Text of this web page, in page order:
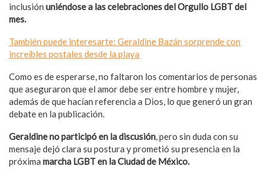
inclusión uniéndose a las celebraciones del Orgullo LGBT del
mes.
También puede interesarte: Geraldine Bazán sorprende con
increíbles postales desde la playa
Como es de esperarse, no faltaron los comentarios de personas
que aseguraron que el amor debe ser entre hombre y mujer,
además de que hacían referencia a Dios, lo que generó un gran
debate en la publicación.
Geraldine no participó en la discusión, pero sin duda con su
mensaje dejó clara su postura y prometió su presencia en la
próxima marcha LGBT en la Ciudad de México.